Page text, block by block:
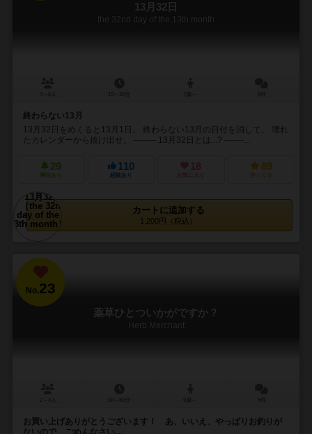
13月32日
the 32nd day of the 13th month
終わらない13月
13月32日をめくると13月1日。 終わらない13月の日付を消して、 壊れ
たカレンダーから抜け出せ。 -------- 13月32日とは...? -------...
29
興味あり
110
経験あり
18
お気に入り
89
持ってる
カートに追加する
1,200円（税込）
No.23
薬草ひとついかがですか？
Herb Merchant
お買い上げありがとうございます！ あ、いいえ、やっぱりお釣りが
ないので、ごめんなさい…